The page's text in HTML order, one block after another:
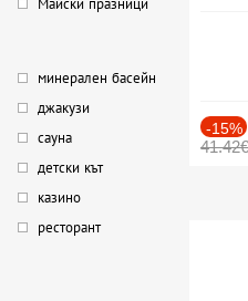
Майски празници
минерален басейн
джакузи
сауна
детски кът
казино
ресторант
-15%
41.42€